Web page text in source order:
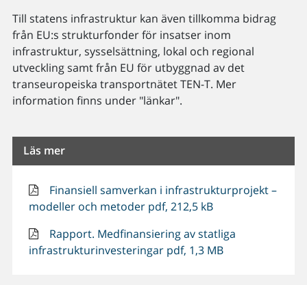
Till statens infrastruktur kan även tillkomma bidrag
från EU:s strukturfonder för insatser inom
infrastruktur, sysselsättning, lokal och regional
utveckling samt från EU för utbyggnad av det
transeuropeiska transportnätet TEN-T. Mer
information finns under "länkar".
Läs mer
Finansiell samverkan i infrastrukturprojekt –
modeller och metoder pdf, 212,5 kB
Rapport. Medfinansiering av statliga
infrastrukturinvesteringar pdf, 1,3 MB